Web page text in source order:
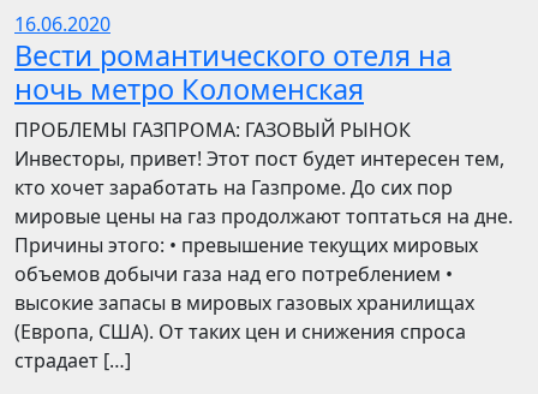
16.06.2020
Вести романтического отеля на
ночь метро Коломенская
ПРОБЛЕМЫ ГАЗПРОМА: ГАЗОВЫЙ РЫНОК
Инвесторы, привет! Этот пост будет интересен тем,
кто хочет заработать на Газпроме. До сих пор
мировые цены на газ продолжают топтаться на дне.
Причины этого: • превышение текущих мировых
объемов добычи газа над его потреблением •
высокие запасы в мировых газовых хранилищах
(Европа, США). От таких цен и снижения спроса
страдает […]